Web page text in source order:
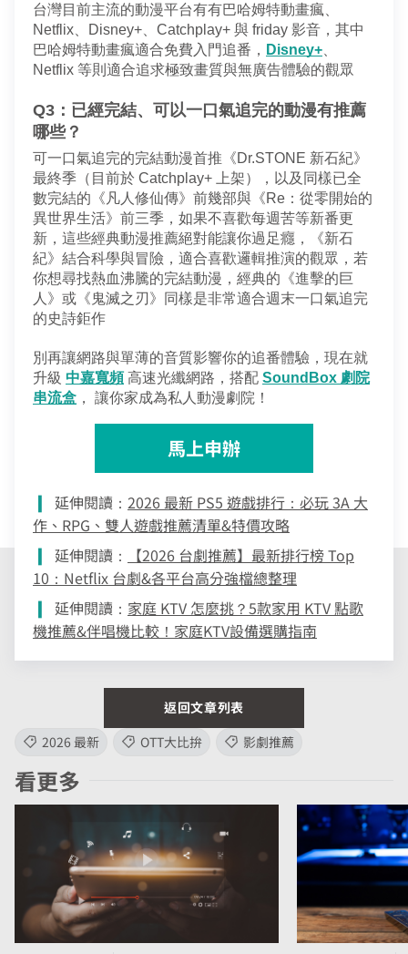
台灣目前主流的動漫平台有有巴哈姆特動畫瘋、
Netflix、Disney+、Catchplay+ 與 friday 影音，其中
巴哈姆特動畫瘋適合免費入門追番， Disney+
Netflix 等則適合追求極致畫質與無廣告體驗的觀眾
Q3：已經完結、可以一口氣追完的動漫有推薦
哪些？
可一口氣追完的完結動漫首推《Dr.STONE 新石紀》
最終季（目前於 Catchplay+ 上架），以及同樣已全
數完結的《凡人修仙傳》前幾部與《Re：從零開始的
異世界生活》前三季，如果不喜歡每週苦等新番更
新，這些經典動漫推薦絕對能讓你過足癮，《新石
紀》結合科學與冒險，適合喜歡邏輯推演的觀眾，若
你想尋找熱血沸騰的完結動漫，經典的《進擊的巨
人》或《鬼滅之刃》同樣是非常適合週末一口氣追完
的史詩鉅作
別再讓網路與單薄的音質影響你的追番體驗，現在就
升級 中嘉寬頻 高速光纖網路，搭配 SoundBox 劇院
串流盒 ， 讓你家成為私人動漫劇院！
馬上申辦
延伸閱讀： 2026 最新 PS5 遊戲排行：必玩 3A 大
作、RPG、雙人遊戲推薦清單&特價攻略
延伸閱讀：
【2026 台劇推薦】最新排行榜 Top
10：Netflix 台劇&各平台高分強檔總整理
延伸閱讀： 家庭 KTV 怎麼挑？5款家用 KTV 點歌
機推薦&伴唱機比較！家庭KTV設備選購指南
返回文章列表
2026 最新
OTT大比拚 影劇推薦
看更多